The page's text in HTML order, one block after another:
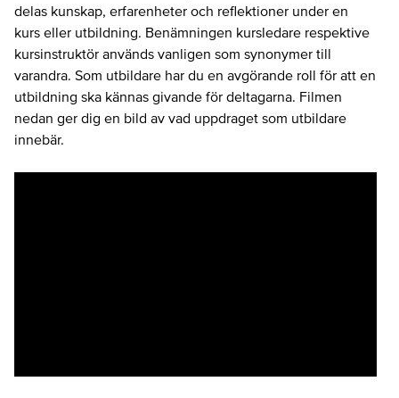
delas kunskap, erfarenheter och reflektioner under en
kurs eller utbildning. Benämningen kursledare respektive
kursinstruktör används vanligen som synonymer till
varandra. Som utbildare har du en avgörande roll för att en
utbildning ska kännas givande för deltagarna. Filmen
nedan ger dig en bild av vad uppdraget som utbildare
innebär.